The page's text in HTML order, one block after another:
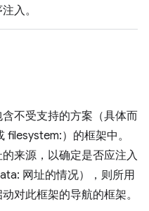
入。
不受支持的方案（具体而
）的框架中。
来源，以确定是否应注入
网址的情况），则所用
对此框架的导航的框架。